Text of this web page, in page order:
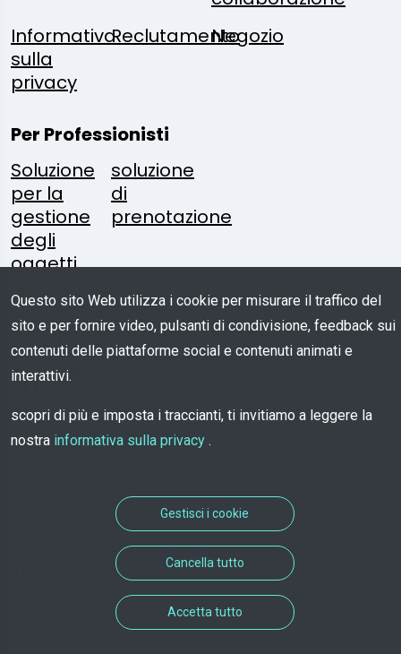
Informativa
sulla
privacy
ReclutamentoNegozio
Per Professionisti
Soluzione
per la
gestione
degli
oggetti
soluzione
di
prenotazione
Seguiteci: Qualche
Domanda?
Scriveteci
Media
Kit
Scaricare
App Per
© COPYRIGHT 2026 - Tutti i diritti riservati a
Questo sito Web utilizza i cookie per misurare il traffico del
sito e per fornire video, pulsanti di condivisione, feedback sui
contenuti delle piattaforme social e contenuti animati e
interattivi.
scopri di più e imposta i traccianti, ti invitiamo a leggere la
nostra informativa sulla privacy .
Gestisci i cookie
Cancella tutto
Accetta tutto